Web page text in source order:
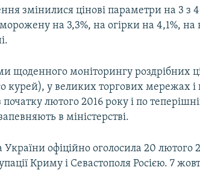
змінилися цінові параметри на 3 з
на 3,3%, на огірки на 4,1%, на
щоденного моніторингу роздрібних
курей), у великих торгових мережах
початку лютого 2016 року і по
в міністерстві.
офіційно оголосила 20 лютого
Криму і Севастополя Росією. 7